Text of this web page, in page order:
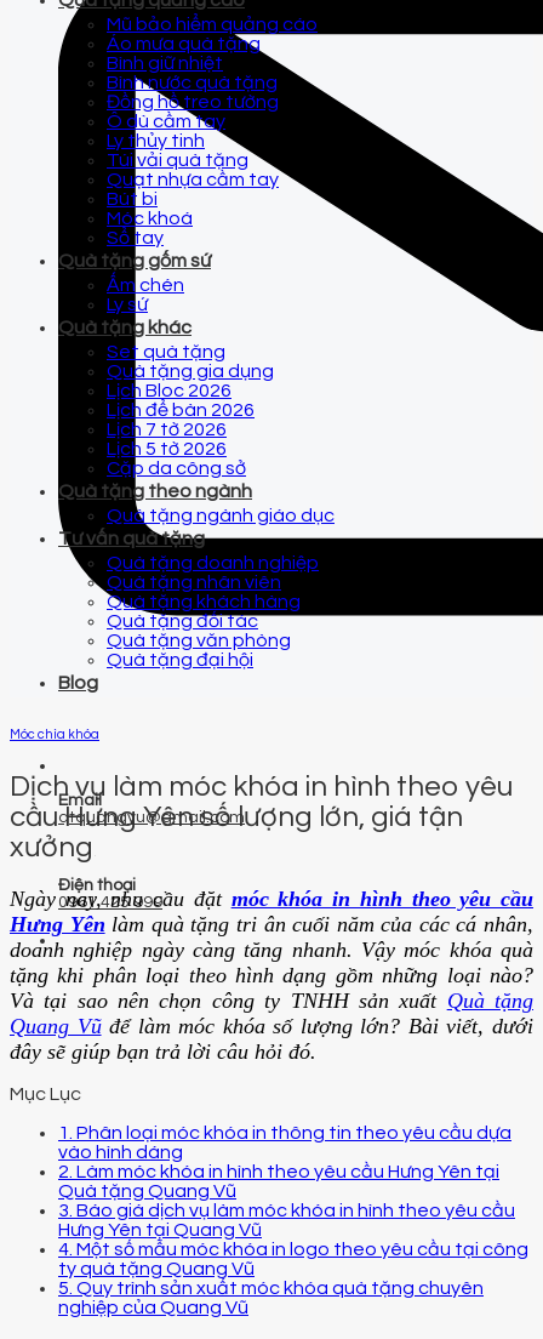
Email
qtquangvu@gmail.com
Điện thoại
0961 425 999
Mũ bảo hiểm quảng cáo
Áo mưa quà tặng
Bình giữ nhiệt
Bình nước quà tặng
Đồng hồ treo tường
Ô dù cầm tay
Ly thủy tinh
Túi vải quà tặng
Quạt nhựa cầm tay
Bút bi
Móc khoá
Sổ tay
Quà tặng gốm sứ
Ấm chén
Ly sứ
Quà tặng khác
Set quà tặng
Quà tặng gia dụng
Lịch Bloc 2026
Lịch để bàn 2026
Lịch 7 tờ 2026
Lịch 5 tờ 2026
Cặp da công sở
Quà tặng theo ngành
Quà tặng ngành giáo dục
Tư vấn quà tặng
Quà tặng doanh nghiệp
Quà tặng nhân viên
Quà tặng khách hàng
Quà tặng đối tác
Quà tặng văn phòng
Quà tặng đại hội
Blog
Móc chìa khóa
Dịch vụ làm móc khóa in hình theo yêu
cầu Hưng Yên số lượng lớn, giá tận
xưởng
Ngày nay, nhu cầu đặt móc khóa in hình theo yêu cầu
Hưng Yên làm quà tặng tri ân cuối năm của các cá nhân,
doanh nghiệp ngày càng tăng nhanh. Vậy móc khóa quà
tặng khi phân loại theo hình dạng gồm những loại nào?
Và tại sao nên chọn công ty TNHH sản xuất Quà tặng
Quang Vũđể làm móc khóa số lượng lớn? Bài viết, dưới
đây sẽ giúp bạn trả lời câu hỏi đó.
Mục Lục
1. Phân loại móc khóa in thông tin theo yêu cầu dựa
vào hình dáng
2. Làm móc khóa in hình theo yêu cầu Hưng Yên tại
Quà tặng Quang Vũ
3. Báo giá dịch vụ làm móc khóa in hình theo yêu cầu
Hưng Yên tại Quang Vũ
4. Một số mẫu móc khóa in logo theo yêu cầu tại công
ty quà tặng Quang Vũ
5. Quy trình sản xuất móc khóa quà tặng chuyên
nghiệp của Quang Vũ